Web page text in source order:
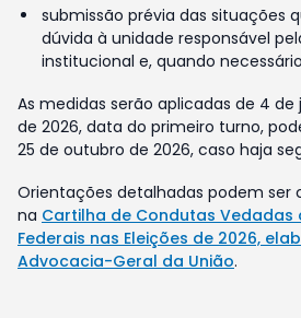
submissão prévia das situações
dúvida à unidade responsável
institucional e, quando
As medidas serão aplicadas de 4
de 2026, data do primeiro turno,
25 de outubro de 2026, caso haja
Orientações detalhadas podem ser
na Cartilha de Condutas Vedadas
Federais nas Eleições de 2026,
Advocacia-Geral da União.